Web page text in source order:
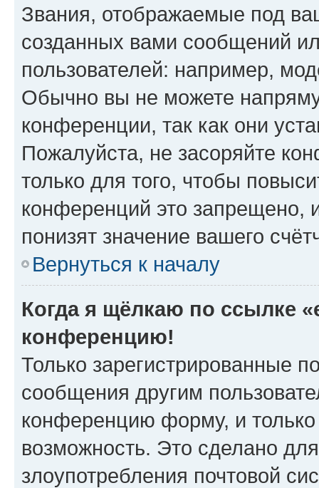
Звания, отображаемые под
созданных вами сообщений
пользователей: например,
Обычно вы не можете
конференции, так как они
Пожалуйста, не засоряйте
только для того, чтобы
конференций это запрещено,
понизят значение вашего
Вернуться к началу
Когда я щёлкаю по ссылке
конференцию!
Только зарегистрированные
сообщения другим
конференцию форму, и
возможность. Это сделано
злоупотребления почтовой